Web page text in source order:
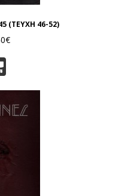
(ΤΕΥΧΗ 46-52)